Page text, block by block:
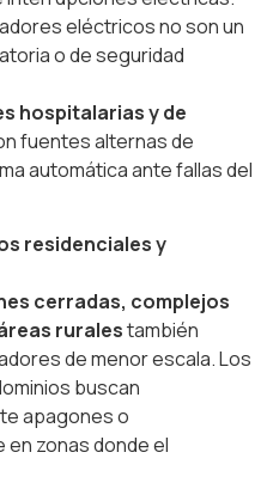
eléctricos no son un
o de seguridad
hospitalarias y de
fuentes alternas de
automática ante fallas del
residenciales y
cerradas, complejos
ruralestambién
de menor escala. Los
buscan
apagones o
zonas donde el